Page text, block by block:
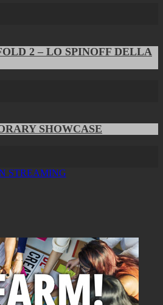
2 – LO SPINOFF DELLA
SHOWCASE